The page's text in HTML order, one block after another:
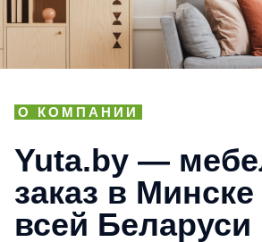
О КОМПАНИИ
Yuta.by —
заказ в
всей Беларуси